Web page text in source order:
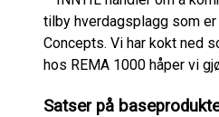
tilby hverdagsplagg som
Concepts. Vi har kokt ned
hos REMA 1000 håper vi
Satser på